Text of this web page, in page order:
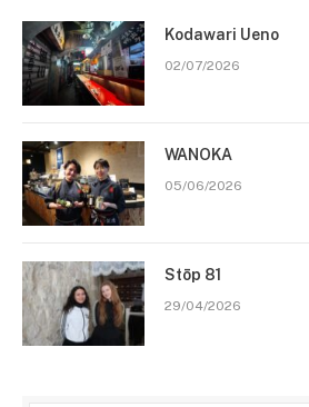
Kodawari Ueno
02/07/2026
WANOKA
05/06/2026
Stōp 81
29/04/2026